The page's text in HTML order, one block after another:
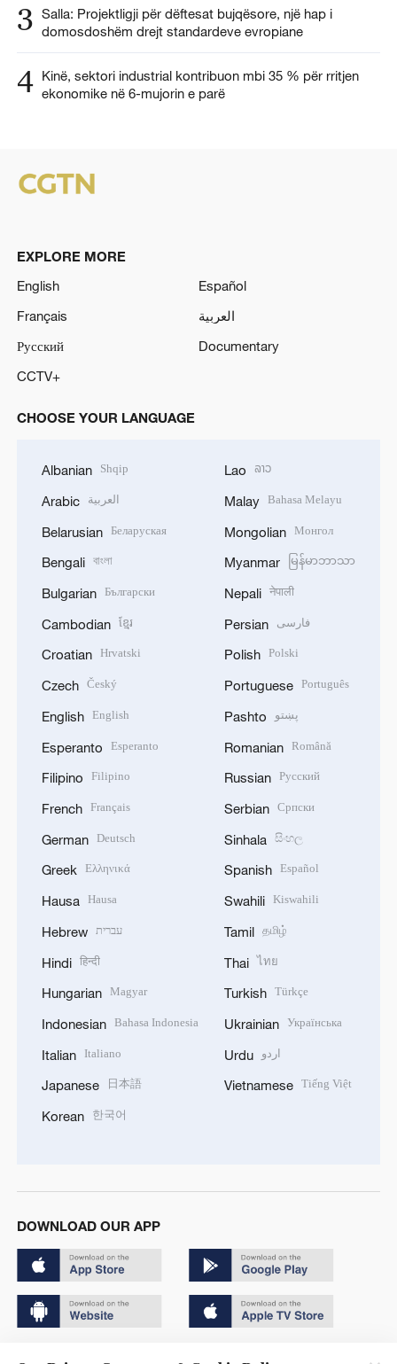
3 Salla: Projektligji për dëftesat bujqësore, një hap i
domosdoshëm drejt standardeve evropiane
4 Kinë, sektori industrial kontribuon mbi 35 % për rritjen
ekonomike në 6-mujorin e parë
EXPLORE MORE
English
Español
Français
العربية
Русский
Documentary
CCTV+
CHOOSE YOUR LANGUAGE
Albanian Shqip
Arabic العربية
Belarusian Беларуская
Bengali বাংলা
Bulgarian Български
Cambodian ខ្មែរ
Croatian Hrvatski
Czech Český
English English
Esperanto Esperanto
Filipino Filipino
French Français
German Deutsch
Greek Ελληνικά
Hausa Hausa
Hebrew עברית
Hindi हिन्दी
Hungarian Magyar
Indonesian Bahasa Indonesia
Italian Italiano
Japanese 日本語
Korean 한국어
Lao ລາວ
Malay Bahasa Melayu
Mongolian Монгол
Myanmar မြန်မာဘာသာ
Nepali नेपाली
Persian فارسی
Polish Polski
Portuguese Português
Pashto پښتو
Romanian Română
Russian Русский
Serbian Српски
Sinhala සිංහල
Spanish Español
Swahili Kiswahili
Tamil தமிழ்
Thai ไทย
Turkish Türkçe
Ukrainian Українська
Urdu اردو
Vietnamese Tiếng Việt
DOWNLOAD OUR APP